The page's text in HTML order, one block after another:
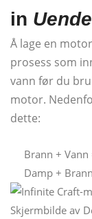
in
Å lage en motor
prosess som
vann før du
motor.
dette:
Brann +
Damp +
Skjermbilde av